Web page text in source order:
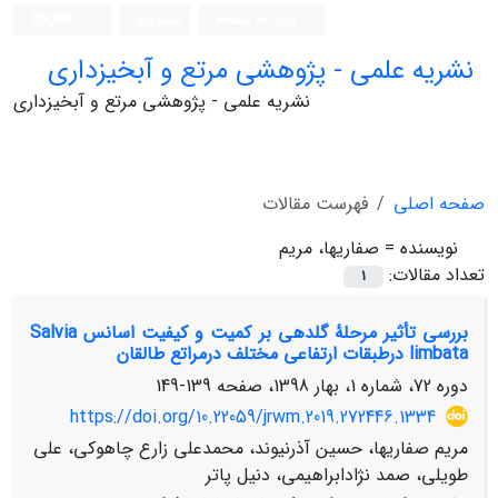
نشریه علمی - پژوهشی مرتع و آبخیزداری
نشریه علمی - پژوهشی مرتع و آبخیزداری
صفحه اصلی
فهرست مقالات
نویسنده = صفاریها، مریم
تعداد مقالات:
1
بررسی تأثیر مرحلۀ گلدهی بر کمیت و کیفیت اسانس Salvia
limbata درطبقات ارتفاعی مختلف درمراتع طالقان
دوره 72، شماره 1، بهار 1398، صفحه
139-149
https://doi.org/10.22059/jrwm.2019.272446.1334
مریم صفاریها، حسین آذرنیوند، محمدعلی زارع چاهوکی، علی
طویلی، صمد نژادابراهیمی، دنیل پاتر